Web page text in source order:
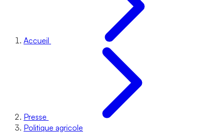
Accueil
Presse
Politique agricole